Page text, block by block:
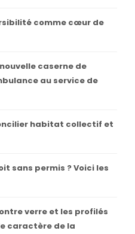
comme cœur de
caserne de
au service de
habitat collectif et
sans permis ? Voici les
verre et les profilés
caractère de la